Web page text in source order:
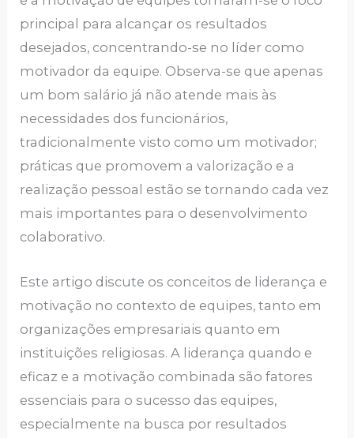
principal para alcançar os resultados
desejados, concentrando-se no líder como
motivador da equipe. Observa-se que apenas
um bom salário já não atende mais às
necessidades dos funcionários,
tradicionalmente visto como um motivador;
práticas que promovem a valorização e a
realização pessoal estão se tornando cada vez
mais importantes para o desenvolvimento
colaborativo.
Este artigo discute os conceitos de liderança e
motivação no contexto de equipes, tanto em
organizações empresariais quanto em
instituições religiosas. A liderança quando e
eficaz e a motivação combinada são fatores
essenciais para o sucesso das equipes,
especialmente na busca por resultados